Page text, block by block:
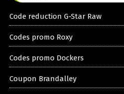
Code reduction G-Star Raw
Codes promo Roxy
Codes promo Dockers
Coupon Brandalley